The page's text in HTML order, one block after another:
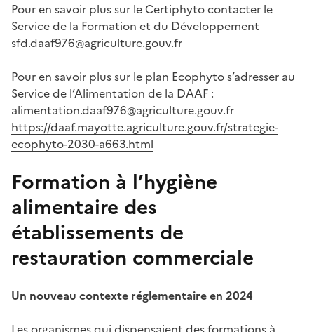
Pour en savoir plus sur le Certiphyto contacter le
Service de la Formation et du Développement
sfd.daaf976@agriculture.gouv.fr
Pour en savoir plus sur le plan Ecophyto s’adresser au
Service de l’Alimentation de la DAAF :
alimentation.daaf976@agriculture.gouv.fr
https://daaf.mayotte.agriculture.gouv.fr/strategie-
ecophyto-2030-a663.html
Formation à l’hygiène
alimentaire des
établissements de
restauration commerciale
Un nouveau contexte réglementaire en 2024